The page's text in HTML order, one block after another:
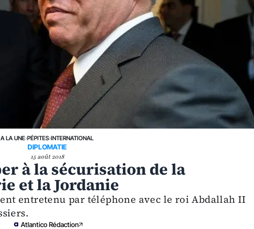
A LA UNE›PÉPITES›INTERNATIONAL
DIPLOMATIE
15 août 2018
à la sécurisation de la
et la Jordanie
entretenu par téléphone avec le roi Abdallah II
Atlantico Rédaction